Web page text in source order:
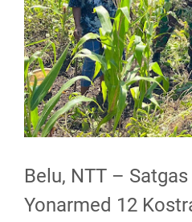
Belu, NTT –
Yonarmed 12